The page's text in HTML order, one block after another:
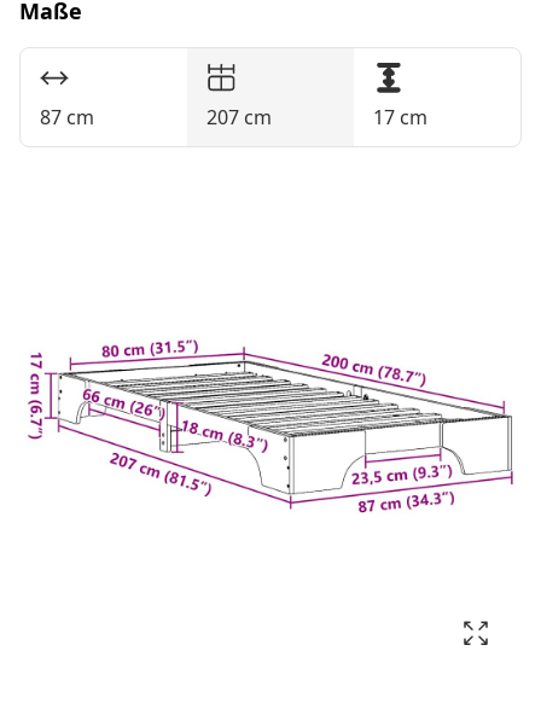
Maße
87 cm 207 cm 17 cm